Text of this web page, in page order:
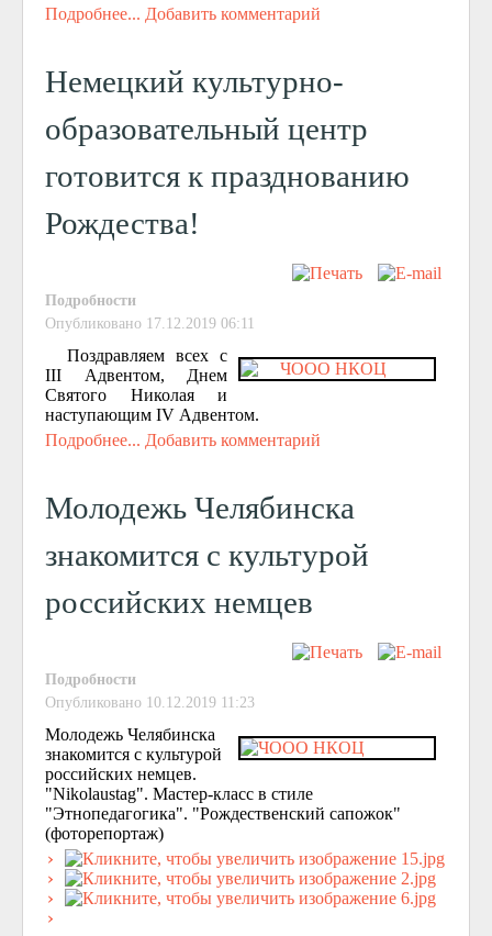
Подробнее... Добавить комментарий
Немецкий культурно-
образовательный центр
готовится к празднованию
Рождества!
Подробности
Опубликовано 17.12.2019 06:11
Поздравляем всех с
III Адвентом, Днем
Святого Николая и
наступающим IV Адвентом.
Подробнее... Добавить комментарий
Молодежь Челябинска
знакомится с культурой
российских немцев
Подробности
Опубликовано 10.12.2019 11:23
Молодежь Челябинска
знакомится с культурой
российских немцев.
"Nikolaustag". Мастер-класс в стиле
"Этнопедагогика". "Рождественский сапожок"
(фоторепортаж)